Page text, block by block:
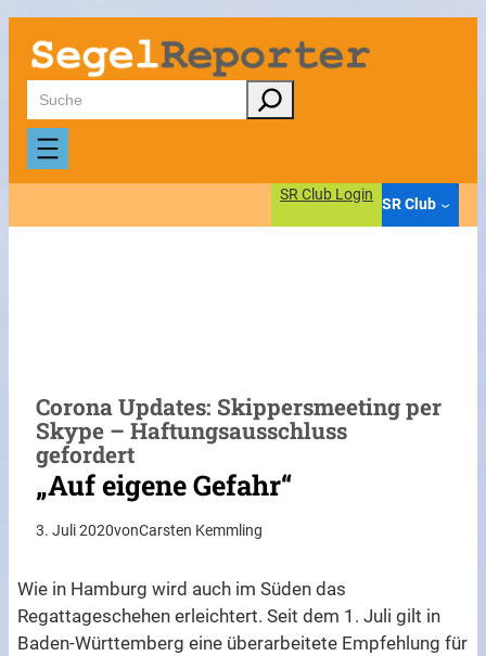
Zum
Inhalt
springen
Suchen
SR Club Login
SR Club
Corona Updates: Skippersmeeting per
Skype – Haftungsausschluss
gefordert
„Auf eigene Gefahr“
3. Juli 2020vonCarsten Kemmling
Wie in Hamburg wird auch im Süden das
Regattageschehen erleichtert. Seit dem 1. Juli gilt in
Baden-Württemberg eine überarbeitete Empfehlung für